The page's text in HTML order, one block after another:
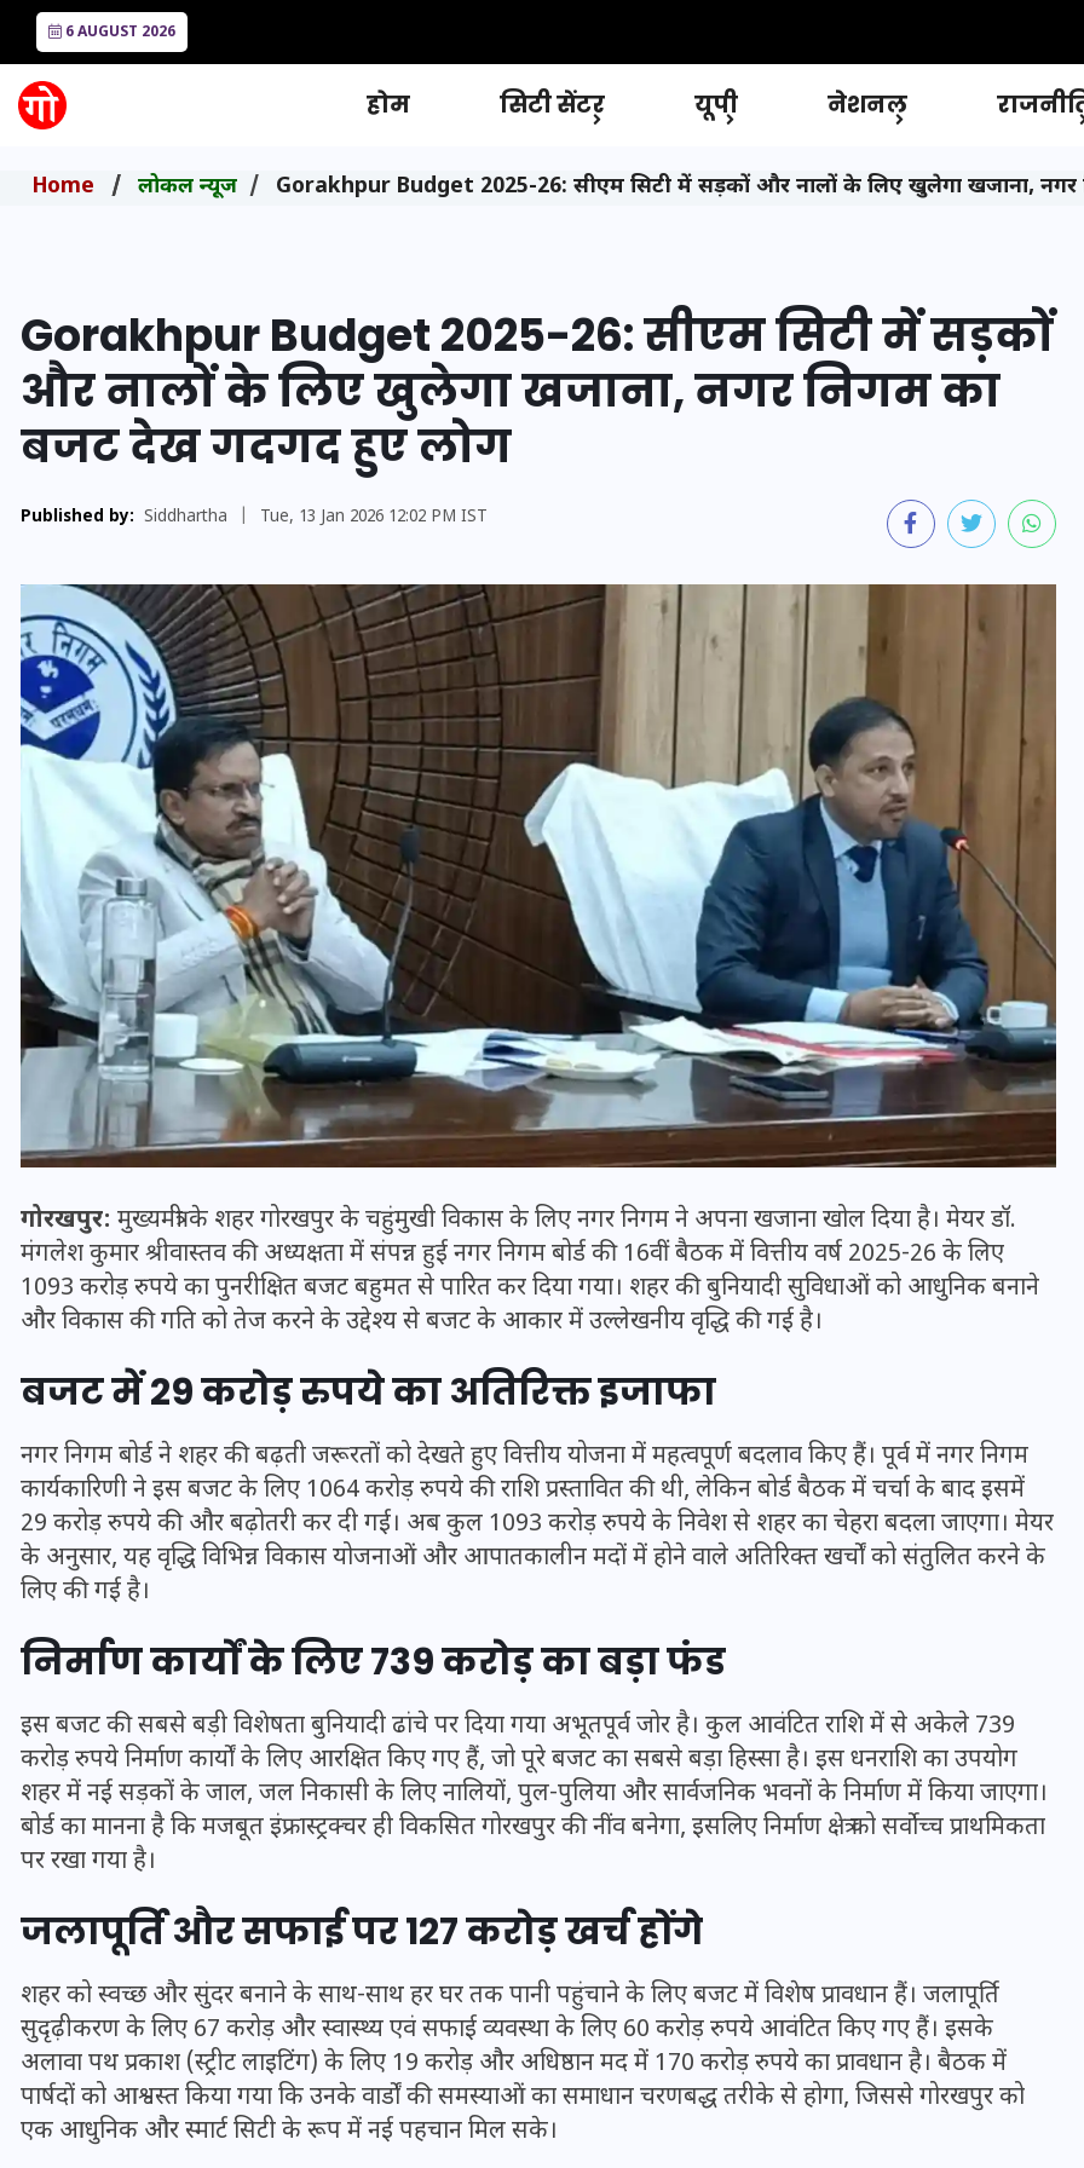
6 AUGUST 2026
होम सिटी सेंटर यूपी नेशनल
Home लोकल न्यूज Gorakhpur Budget 2025-26: सीएम सिटी में सड़कों और नालों के लिए खुलेगा खजाना,
Gorakhpur Budget 2025-26: सीएम सिटी में सड़कों
और नालों के लिए खुलेगा खजाना, नगर निगम का
बजट देख गदगद हुए लोग
Published by: Siddhartha Tue, 13 Jan 2026 12:02 PM IST
गोरखपुर: मुख्यमंत्री के शहर गोरखपुर के चहुंमुखी विकास के लिएनगर निगमने अपना खजाना खोल दिया है। मेयर डॉ.
मंगलेश कुमार श्रीवास्तव की अध्यक्षता में संपन्न हुई नगर निगम बोर्ड की 16वीं बैठक में वित्तीय वर्ष 2025-26 के लिए
1093 करोड़ रुपये का पुनरीक्षित बजट बहुमत से पारित कर दिया गया। शहर की बुनियादी सुविधाओं को आधुनिक बनाने
और विकास की गति को तेज करने के उद्देश्य से बजट के आकार में उल्लेखनीय वृद्धि की गई है।
बजट में 29 करोड़ रुपये का अतिरिक्त इजाफा
नगर निगमबोर्ड ने शहर की बढ़ती जरूरतों को देखते हुए वित्तीय योजना में महत्वपूर्ण बदलाव किए हैं। पूर्व में नगर निगम
कार्यकारिणी ने इस बजट के लिए 1064 करोड़ रुपये की राशि प्रस्तावित की थी, लेकिन बोर्ड बैठक में चर्चा के बाद इसमें
29 करोड़ रुपये की और बढ़ोतरी कर दी गई। अब कुल 1093 करोड़ रुपये के निवेश से शहर का चेहरा बदला जाएगा। मेयर
के अनुसार, यह वृद्धि विभिन्न विकास योजनाओं और आपातकालीन मदों में होने वाले अतिरिक्त खर्चों को संतुलित करने के
लिए की गई है।
निर्माण कार्यों के लिए 739 करोड़ का बड़ा फंड
इस बजट की सबसे बड़ी विशेषता बुनियादी ढांचे पर दिया गया अभूतपूर्व जोर है। कुल आवंटित राशि में से अकेले 739
करोड़ रुपये निर्माण कार्यों के लिए आरक्षित किए गए हैं, जो पूरे बजट का सबसे बड़ा हिस्सा है। इस धनराशि का उपयोग
शहर में नई सड़कों के जाल, जल निकासी के लिए नालियों, पुल-पुलिया और सार्वजनिक भवनों के निर्माण में किया जाएगा।
बोर्ड का मानना है कि मजबूत इंफ्रास्ट्रक्चर ही विकसित गोरखपुर की नींव बनेगा, इसलिए निर्माण क्षेत्र को सर्वोच्च प्राथमिकता
पर रखा गया है।
जलापूर्ति और सफाई पर 127 करोड़ खर्च होंगे
शहर को स्वच्छ और सुंदर बनाने के साथ-साथ हर घर तक पानी पहुंचाने के लिए बजट में विशेष प्रावधान हैं। जलापूर्ति
सुदृढ़ीकरण के लिए 67 करोड़ और स्वास्थ्य एवं सफाई व्यवस्था के लिए 60 करोड़ रुपये आवंटित किए गए हैं। इसके
अलावा पथ प्रकाश (स्ट्रीट लाइटिंग) के लिए 19 करोड़ और अधिष्ठान मद में 170 करोड़ रुपये का प्रावधान है। बैठक में
पार्षदों को आश्वस्त किया गया कि उनके वार्डों की समस्याओं का समाधान चरणबद्ध तरीके से होगा, जिससे गोरखपुर को
एक आधुनिक और स्मार्ट सिटी के रूप में नई पहचान मिल सके।
वोटर लिस्ट पुनरीक्षण कार्यक्रम में
हुआ बदलाव, देखें नई तारीखों की
पूरी लिस्ट
30 दिसम्बर 2025
भारत में स्टारलिंक की लैंडिंग में
अड़चन: डेटा सिक्योरिटी और
स्पेक्ट्रम की कीमत पर फंसा पेंच,
आया बड़ा अपडेट
भारत में स्टारलिंक की लैंडिंग में
अड़चन: डेटा सिक्योरिटी और
स्पेक्ट्रम की कीमत पर फंसा पेंच,
आया बड़ा अपडेट
UPSSSC Lekhpal Recruitment
2025: यूपी में लेखपाल के पदों
पर बंपर भर्ती का विज्ञापन जारी,
जानें कब से शुरू होंगे आवेदन
UPSSSC Lekhpal Recruitment
2025: यूपी में लेखपाल के पदों
पर बंपर भर्ती का विज्ञापन जारी,